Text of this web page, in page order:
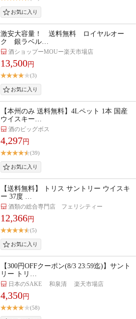
激安大容量！ 送料無料 ロイヤルオー
ク 銀ラベル…
酒ショップーMOUー楽天市場店
13,500円
(3)
【本州のみ 送料無料】4Lペット 1本 国産
ウイスキー…
酒のビッグボス
4,297円
(39)
【送料無料】 トリス サントリー ウイスキ
ー 37度 …
酒類の総合専門店 フェリシティー
12,366円
(5)
【300円OFFクーポン(8/3 23:59迄)】サント
リー トリ…
日本のSAKE 和泉清 楽天市場店
4,350円
(58)